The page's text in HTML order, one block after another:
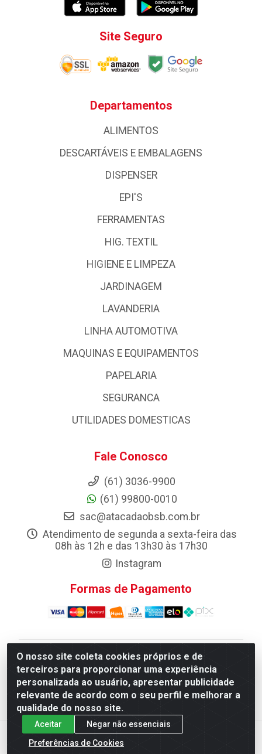
O nosso site coleta cookies próprios e de
terceiros para proporcionar uma experiência
personalizada ao usuário, apresentar publicidade
relevante de acordo com o seu perfil e melhorar a
qualidade do nosso site.
Aceitar
Negar não essenciais
Preferências de Cookies
Site Seguro
Departamentos
ALIMENTOS
DESCARTÁVEIS E EMBALAGENS
DISPENSER
EPI'S
FERRAMENTAS
HIG. TEXTIL
HIGIENE E LIMPEZA
JARDINAGEM
LAVANDERIA
LINHA AUTOMOTIVA
MAQUINAS E EQUIPAMENTOS
PAPELARIA
SEGURANCA
UTILIDADES DOMESTICAS
Fale Conosco
(61) 3036-9900
(61) 99800-0010
sac@atacadaobsb.com.br
Atendimento de segunda a sexta-feira das
08h às 12h e das 13h30 às 17h30
Instagram
Formas de Pagamento
Atacadao da Limpeza F. Pereira Queiroz Comercio e
Distribuicao LTDA - Quadra Qi 10 Lotes 39 e, 41 - Setor
Industrial (Taguatinga), Brasília/DF - CEP 72.135-100 -
CNPJ 13.184.675/0001-80